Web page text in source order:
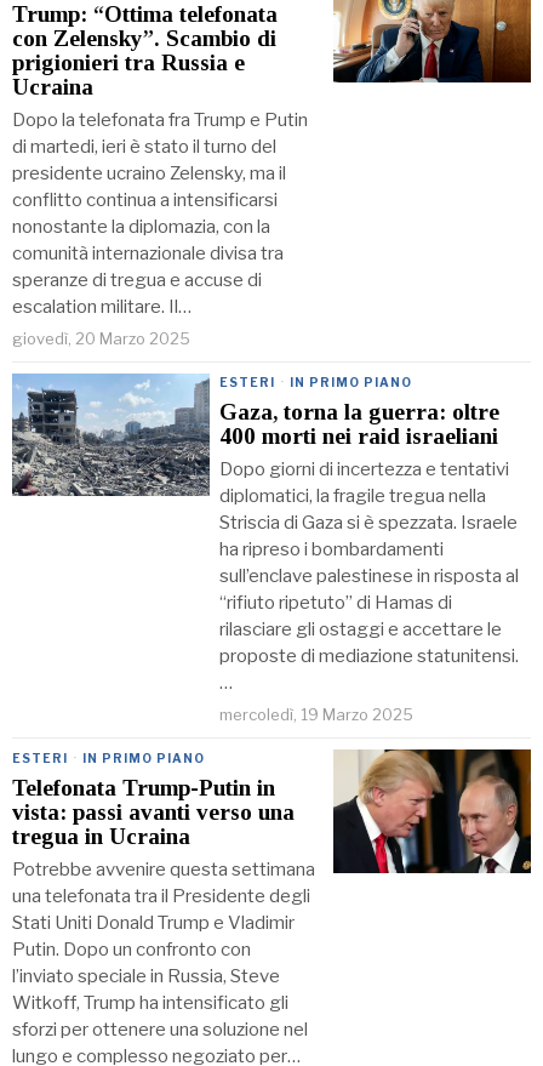
Trump: “Ottima telefonata
con Zelensky”. Scambio di
prigionieri tra Russia e
Ucraina
Dopo la telefonata fra Trump e Putin
di martedi, ieri è stato il turno del
presidente ucraino Zelensky, ma il
conflitto continua a intensificarsi
nonostante la diplomazia, con la
comunità internazionale divisa tra
speranze di tregua e accuse di
escalation militare. Il…
giovedì, 20 Marzo 2025
ESTERI · IN PRIMO PIANO
Gaza, torna la guerra: oltre
400 morti nei raid israeliani
Dopo giorni di incertezza e tentativi
diplomatici, la fragile tregua nella
Striscia di Gaza si è spezzata. Israele
ha ripreso i bombardamenti
sull’enclave palestinese in risposta al
“rifiuto ripetuto” di Hamas di
rilasciare gli ostaggi e accettare le
proposte di mediazione statunitensi.
…
mercoledì, 19 Marzo 2025
ESTERI · IN PRIMO PIANO
Telefonata Trump-Putin in
vista: passi avanti verso una
tregua in Ucraina
Potrebbe avvenire questa settimana
una telefonata tra il Presidente degli
Stati Uniti Donald Trump e Vladimir
Putin. Dopo un confronto con
l’inviato speciale in Russia, Steve
Witkoff, Trump ha intensificato gli
sforzi per ottenere una soluzione nel
lungo e complesso negoziato per…